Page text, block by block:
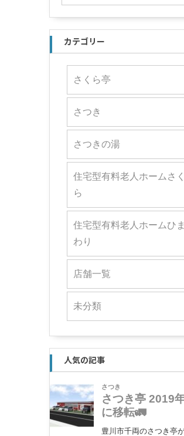
カテゴリー
さくら亭
さつき
さつきの湯
住宅型有料老人ホームさく
ら
住宅型有料老人ホームひま
わり
店舗一覧
未分類
人気の記事